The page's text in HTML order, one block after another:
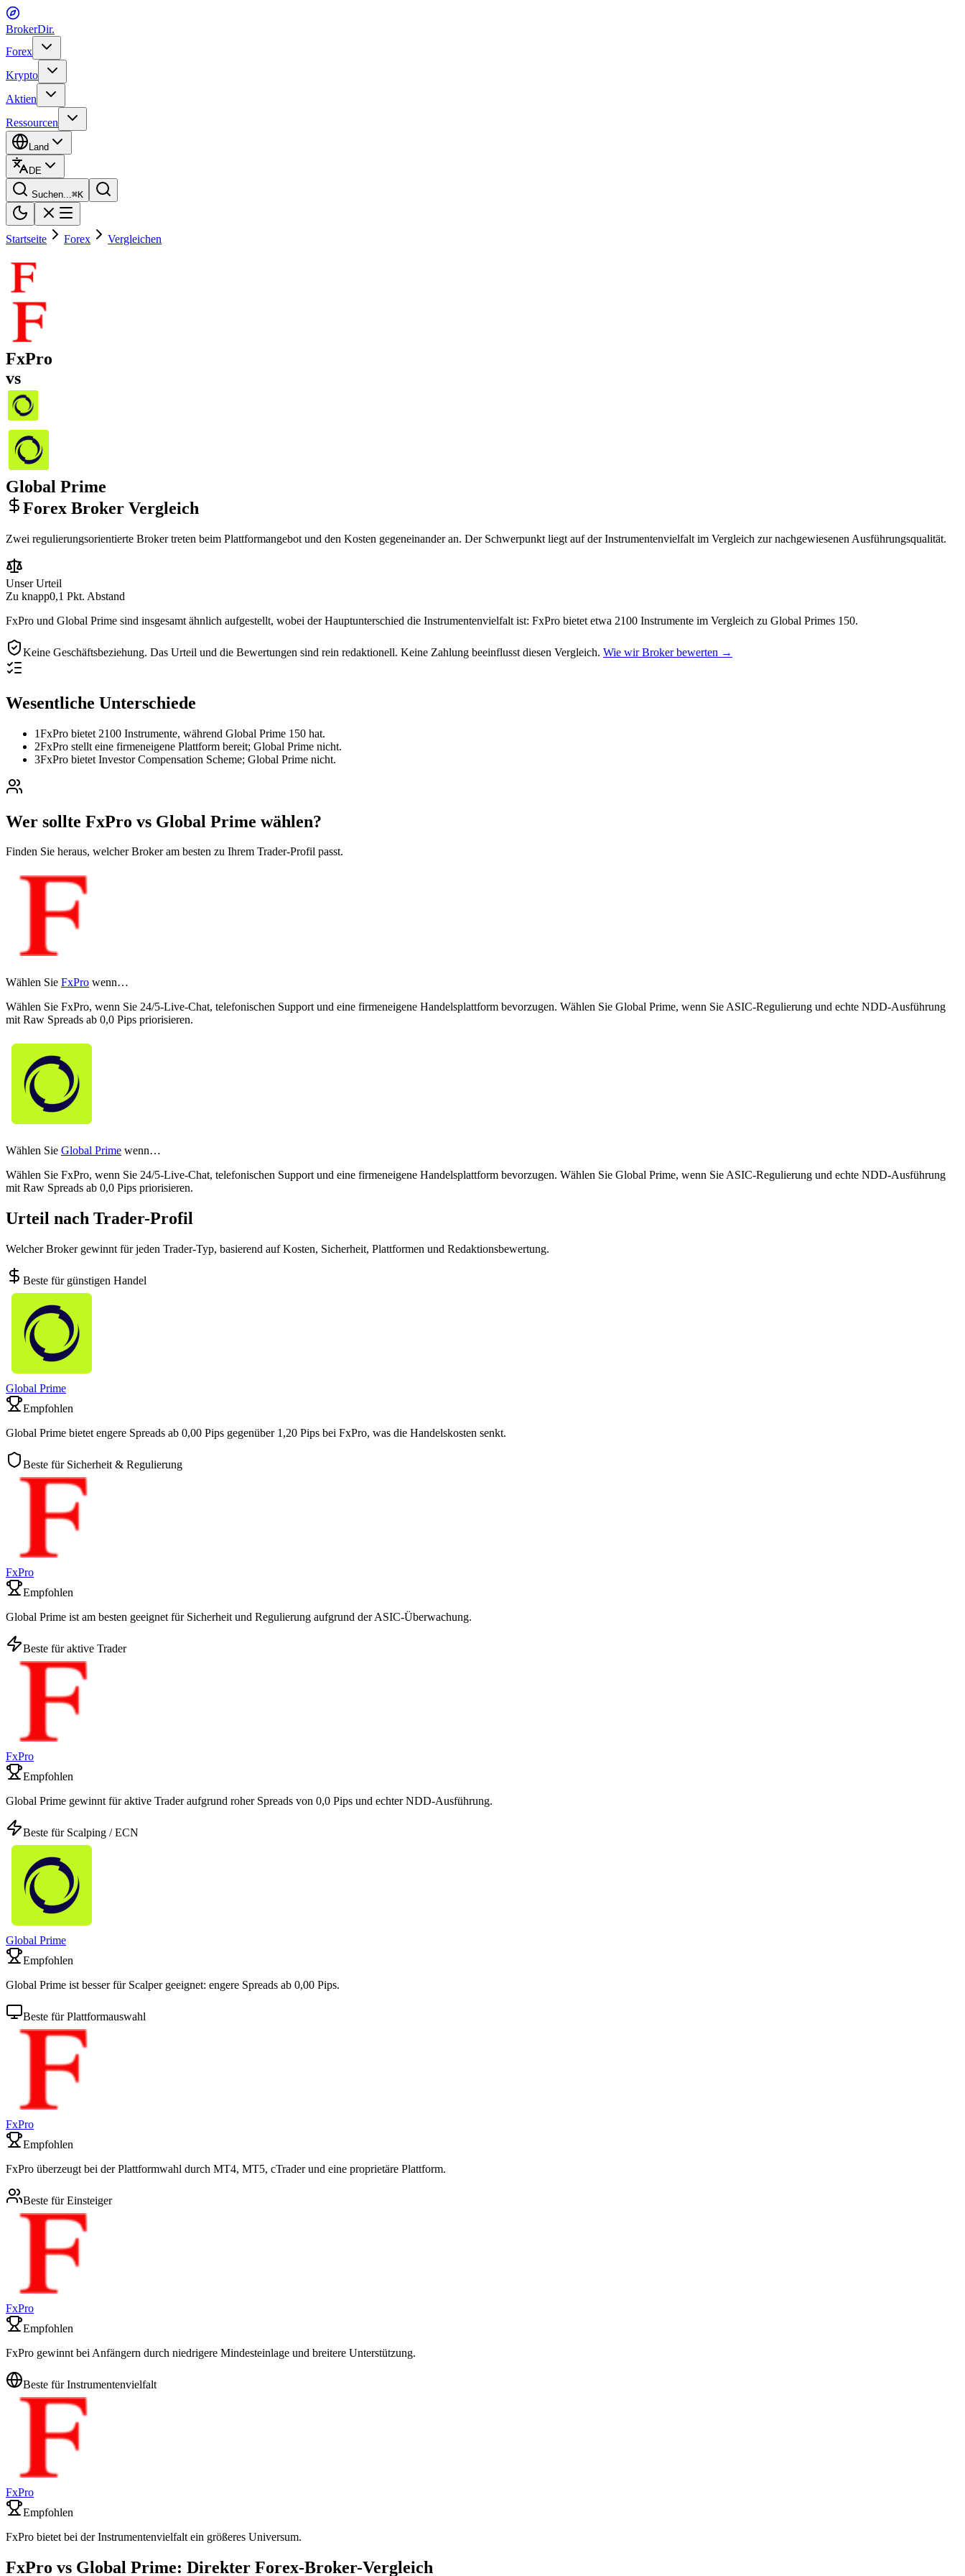
BrokerDir.
Forex
Krypto
Aktien
Ressourcen
Land
DE
Suchen...⌘K
Startseite Forex Vergleichen
FxPro
vs
Global Prime
Forex Broker Vergleich
Zwei regulierungsorientierte Broker treten beim Plattformangebot und den Kosten gegeneinander an. Der Schwerpunkt liegt auf der Instrumentenvielfalt im Vergleich zur nachgewiesenen Ausführungsqualität.
Unser Urteil
Zu knapp0,1 Pkt. Abstand
FxPro und Global Prime sind insgesamt ähnlich aufgestellt, wobei der Hauptunterschied die Instrumentenvielfalt ist: FxPro bietet etwa 2100 Instrumente im Vergleich zu Global Primes 150.
Keine Geschäftsbeziehung. Das Urteil und die Bewertungen sind rein redaktionell. Keine Zahlung beeinflusst diesen Vergleich. Wie wir Broker bewerten →
Wesentliche Unterschiede
1FxPro bietet 2100 Instrumente, während Global Prime 150 hat.
2FxPro stellt eine firmeneigene Plattform bereit; Global Prime nicht.
3FxPro bietet Investor Compensation Scheme; Global Prime nicht.
Wer sollte FxPro vs Global Prime wählen?
Finden Sie heraus, welcher Broker am besten zu Ihrem Trader-Profil passt.
Wählen Sie FxPro wenn…
Wählen Sie FxPro, wenn Sie 24/5-Live-Chat, telefonischen Support und eine firmeneigene Handelsplattform bevorzugen. Wählen Sie Global Prime, wenn Sie ASIC-Regulierung und echte NDD-Ausführung
mit Raw Spreads ab 0,0 Pips priorisieren.
Wählen Sie Global Prime wenn…
Wählen Sie FxPro, wenn Sie 24/5-Live-Chat, telefonischen Support und eine firmeneigene Handelsplattform bevorzugen. Wählen Sie Global Prime, wenn Sie ASIC-Regulierung und echte NDD-Ausführung
mit Raw Spreads ab 0,0 Pips priorisieren.
Urteil nach Trader-Profil
Welcher Broker gewinnt für jeden Trader-Typ, basierend auf Kosten, Sicherheit, Plattformen und Redaktionsbewertung.
Beste für günstigen Handel
Global Prime
Empfohlen
Global Prime bietet engere Spreads ab 0,00 Pips gegenüber 1,20 Pips bei FxPro, was die Handelskosten senkt.
Beste für Sicherheit & Regulierung
FxPro
Empfohlen
Global Prime ist am besten geeignet für Sicherheit und Regulierung aufgrund der ASIC-Überwachung.
Beste für aktive Trader
FxPro
Empfohlen
Global Prime gewinnt für aktive Trader aufgrund roher Spreads von 0,0 Pips und echter NDD-Ausführung.
Beste für Scalping / ECN
Global Prime
Empfohlen
Global Prime ist besser für Scalper geeignet: engere Spreads ab 0,00 Pips.
Beste für Plattformauswahl
FxPro
Empfohlen
FxPro überzeugt bei der Plattformwahl durch MT4, MT5, cTrader und eine proprietäre Plattform.
Beste für Einsteiger
FxPro
Empfohlen
FxPro gewinnt bei Anfängern durch niedrigere Mindesteinlage und breitere Unterstützung.
Beste für Instrumentenvielfalt
FxPro
Empfohlen
FxPro bietet bei der Instrumentenvielfalt ein größeres Universum.
FxPro vs Global Prime: Direkter Forex-Broker-Vergleich